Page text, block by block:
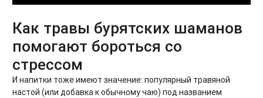
Как травы бурятских шаманов
помогают бороться со
стрессом
И напитки тоже имеют значение: популярный травяной
настой (или добавка к обычному чаю) под названием